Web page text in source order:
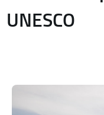
UNESCO